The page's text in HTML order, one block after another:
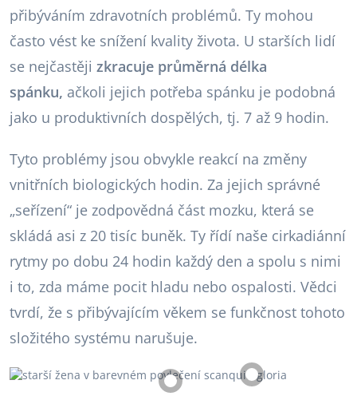
přibýváním zdravotních problémů. Ty mohou
často vést ke snížení kvality života. U starších lidí
se nejčastěji zkracuje průměrná délka
spánku, ačkoli jejich potřeba spánku je podobná
jako u produktivních dospělých, tj. 7 až 9 hodin.
Tyto problémy jsou obvykle reakcí na změny
vnitřních biologických hodin. Za jejich správné
„seřízení“ je zodpovědná část mozku, která se
skládá asi z 20 tisíc buněk. Ty řídí naše cirkadiánní
rytmy po dobu 24 hodin každý den a spolu s nimi
i to, zda máme pocit hladu nebo ospalosti. Vědci
tvrdí, že s přibývajícím věkem se funkčnost tohoto
složitého systému narušuje.